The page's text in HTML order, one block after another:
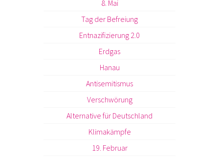
8. Mai
Tag der Befreiung
Entnazifizierung 2.0
Erdgas
Hanau
Antisemitismus
Verschwörung
Alternative für Deutschland
Klimakämpfe
19. Februar